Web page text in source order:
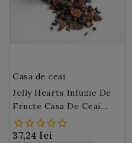
Casa de ceai
Jelly Hearts Infuzie De
Fructe Casa De Ceai
(M169)
37,24 lei